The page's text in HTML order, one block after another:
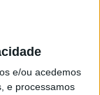
e/ou acedemos
e processamos
mas após
de Franco
dia, à frente